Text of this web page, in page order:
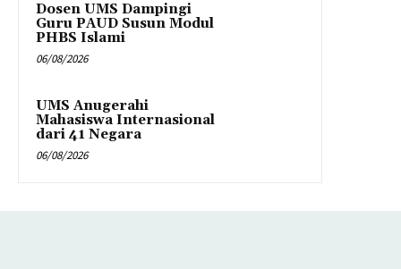
Dosen UMS Dampingi
Guru PAUD Susun Modul
PHBS Islami
06/08/2026
UMS Anugerahi
Mahasiswa Internasional
dari 41 Negara
06/08/2026